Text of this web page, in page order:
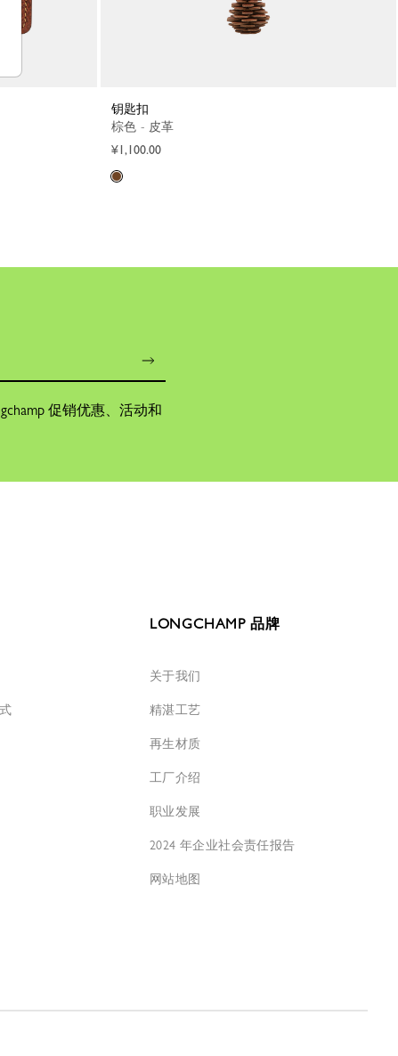
钥匙扣
棕色 - 皮革
¥1,100.00
促销优惠、活动和
LONGCHAMP 品牌
关于我们
精湛工艺
再生材质
工厂介绍
职业发展
2024 年企业社会责任报告
网站地图